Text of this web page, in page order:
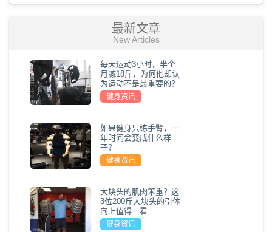
最新文章
New Articles
每天运动3小时，半个
月减18斤，为何他却认
为运动不是最重要的？
健身资讯
如果健身只练手臂，一
年时间会变成什么样
子？
健身资讯
大块头的肌肉笨重？这
3位200斤大块头的引体
向上值得一看
健身资讯